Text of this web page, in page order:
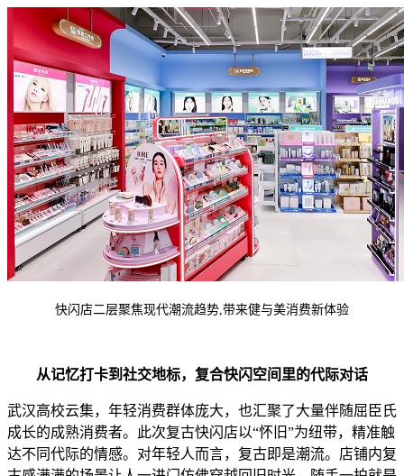
快闪店二层聚焦现代潮流趋势,带来健与美消费新体验
从记忆打卡到社交地标， 复合快闪 空间里的代际对话
武汉高校云集，年轻消费群体庞大，也汇聚了大量伴随屈臣氏
成长的成熟消费者。此次复古快闪店以“怀旧”为纽带，精准触
达不同代际的情感。对年轻人而言，复古即是潮流。店铺内复